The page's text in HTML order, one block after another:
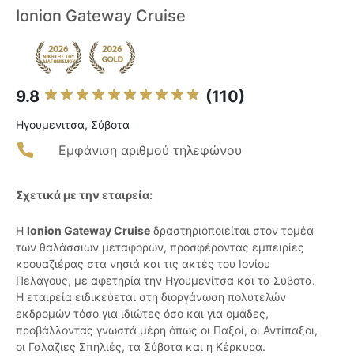
Ionion Gateway Cruise
9.8 (110)
Ηγουμενιτσα, Σύβοτα
Εμφάνιση αριθμού τηλεφώνου
Σχετικά με την εταιρεία:
Η Ionion Gateway Cruise δραστηριοποιείται στον τομέα
των θαλάσσιων μεταφορών, προσφέροντας εμπειρίες
κρουαζιέρας στα νησιά και τις ακτές του Ιονίου
Πελάγους, με αφετηρία την Ηγουμενίτσα και τα Σύβοτα.
Η εταιρεία ειδικεύεται στη διοργάνωση πολυτελών
εκδρομών τόσο για ιδιώτες όσο και για ομάδες,
προβάλλοντας γνωστά μέρη όπως οι Παξοί, οι Αντίπαξοι,
οι Γαλάζιες Σπηλιές, τα Σύβοτα και η Κέρκυρα.